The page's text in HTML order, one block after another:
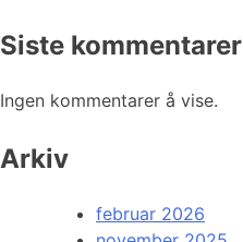
Siste kommentarer
Ingen kommentarer å vise.
Arkiv
februar 2026